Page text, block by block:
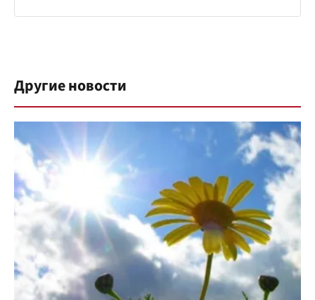
Другие новости